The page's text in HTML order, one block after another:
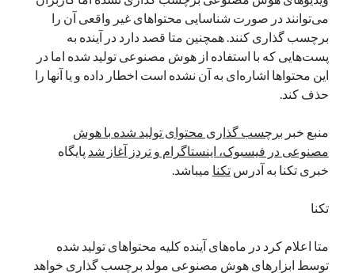
نوامبر 2023
اکتبر 2023
سپتامبر 2023
آگوست 2023
جولای 2023
دسته‌ها
دسته‌بندی نشده
می‌توانند در صورت شناسایی محتواهای غیر واقعی آن را
برچسب گذاری کنند. همچنین متا قصد دارد در آینده به
پست‌هایی که با استفاده از هوش مصنوعی تولید شده اما در
این محتواها اشاره‌ای به آن نشده است اخطار داده و یا آنها را
حذف کند.
منبع خبر برچسب گذاری محتوای تولید شده با هوش
مصنوعی در فیسبوک، اینستاگرام و تردز آغاز شد پایگاه
خبری تکنا به آدرستکنا میباشد.
تکنا
متا اعلام کرد در ماه‌های آینده کلیه محتواهای تولید شده
توسط ابزارهای هوش مصنوعی مولد برچسب گذاری خواهد